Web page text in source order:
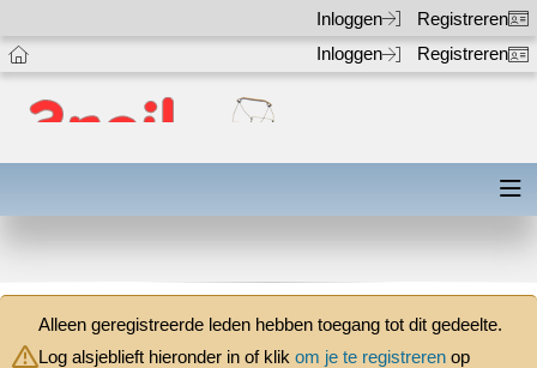
Inloggen
Registreren
Inloggen
Registreren
Alleen geregistreerde leden hebben toegang tot dit gedeelte.
Log alsjeblieft hieronder in of klik om je te registreren op